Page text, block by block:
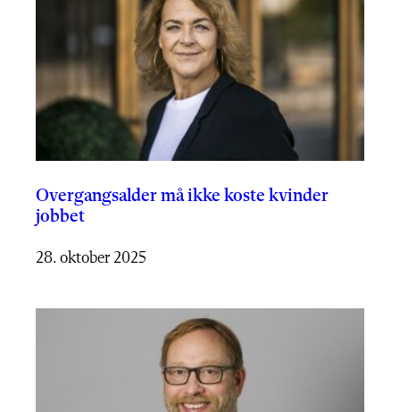
Overgangsalder må ikke koste kvinder
jobbet
28. oktober 2025